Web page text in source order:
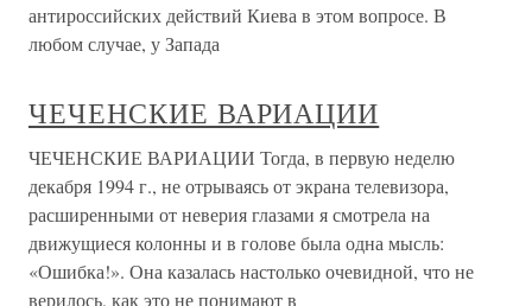
антироссийских действий Киева в этом вопросе. В
любом случае, у Запада
ЧЕЧЕНСКИЕ ВАРИАЦИИ
ЧЕЧЕНСКИЕ ВАРИАЦИИ Тогда, в первую неделю
декабря 1994 г., не отрываясь от экрана телевизора,
расширенными от неверия глазами я смотрела на
движущиеся колонны и в голове была одна мысль:
«Ошибка!». Она казалась настолько очевидной, что не
верилось, как это не понимают в